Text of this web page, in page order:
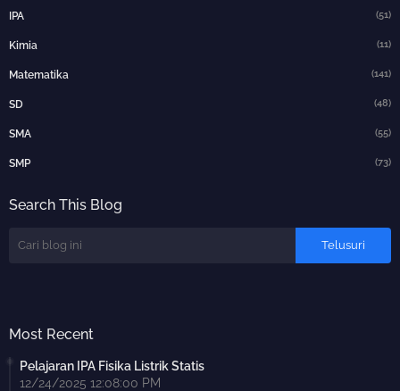
IPA (51)
Kimia (11)
Matematika (141)
SD (48)
SMA (55)
SMP (73)
Search This Blog
Most Recent
Pelajaran IPA Fisika Listrik Statis
12/24/2025 12:08:00 PM